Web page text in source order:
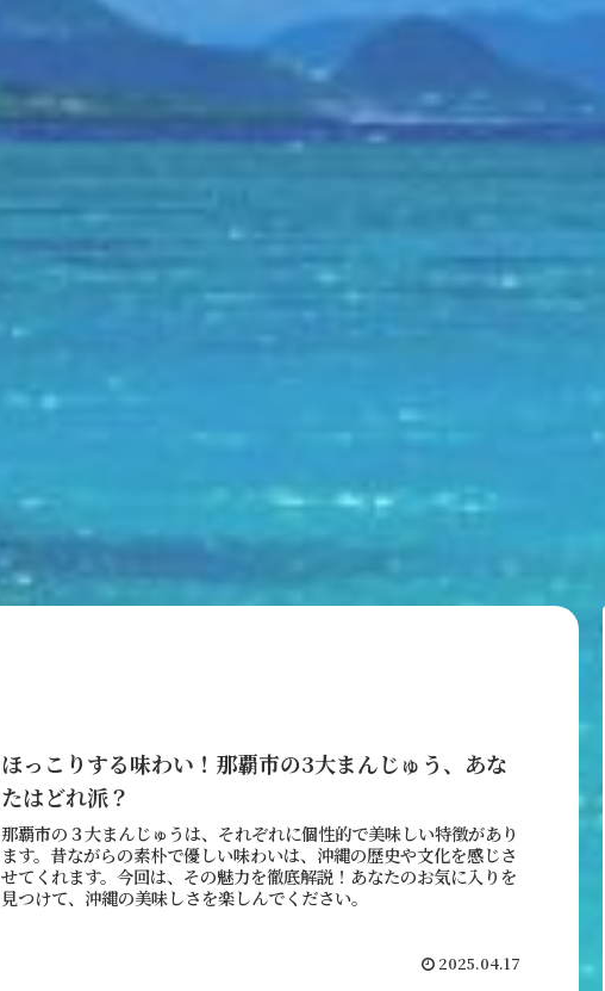
ほっこりする味わい！那覇市の3大まんじゅう、あな
たはどれ派？
那覇市の３大まんじゅうは、それぞれに個性的で美味しい特徴があり
ます。昔ながらの素朴で優しい味わいは、沖縄の歴史や文化を感じさ
せてくれます。今回は、その魅力を徹底解説！あなたのお気に入りを
見つけて、沖縄の美味しさを楽しんでください。
2025.04.17